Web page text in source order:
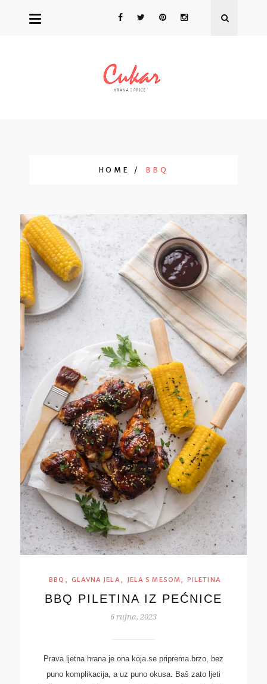
HOME BBQ
BBQ , GLAVNA JELA , JELA S MESOM, PILETINA
BBQ PILETINA IZ PEĆNICE
6 rujna, 2023
Prava ljetna hrana je ona koja se priprema brzo, bez
puno komplikacija, a uz puno okusa. Baš zato ljeti